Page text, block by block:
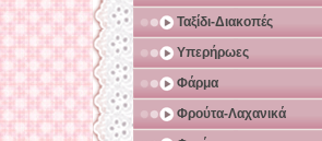
Ταξίδι-Διακοπές
Υπερήρωες
Φάρμα
Φρούτα-Λαχανικά